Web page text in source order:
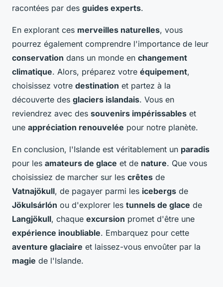
racontées par des guides experts.
En explorant ces merveilles naturelles, vous
pourrez également comprendre l'importance de leur
conservation dans un monde en changement
climatique. Alors, préparez votre équipement,
choisissez votre destination et partez à la
découverte des glaciers islandais. Vous en
reviendrez avec des souvenirs impérissables et
une appréciation renouvelée pour notre planète.
En conclusion, l'Islande est véritablement un paradis
pour les amateurs de glace et de nature. Que vous
choisissiez de marcher sur les crêtes de
Vatnajökull, de pagayer parmi les icebergs de
Jökulsárlón ou d'explorer les tunnels de glace de
Langjökull, chaque excursion promet d'être une
expérience inoubliable. Embarquez pour cette
aventure glaciaire et laissez-vous envoûter par la
magie de l'Islande.